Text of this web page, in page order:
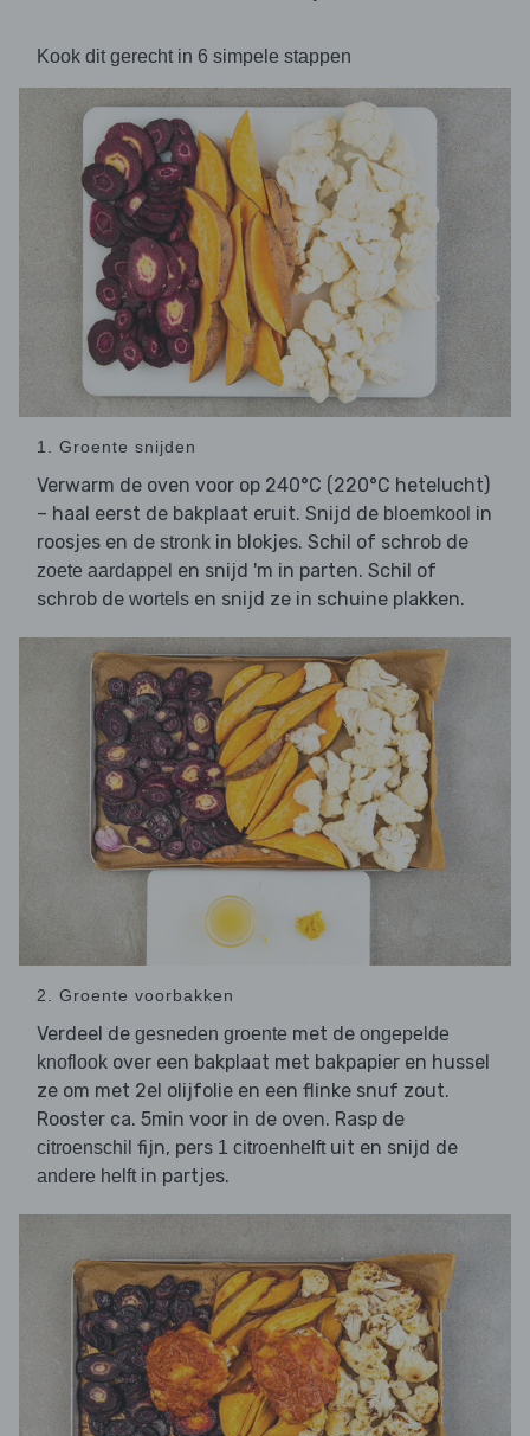
Kook dit gerecht in 6 simpele stappen
1. Groente snijden
Verwarm de oven voor op 240°C (220°C hetelucht)
– haal eerst de bakplaat eruit. Snijd de bloemkool in
roosjes en de stronk in blokjes. Schil of schrob de
zoete aardappel en snijd 'm in parten. Schil of
schrob de wortels en snijd ze in schuine plakken.
2. Groente voorbakken
Verdeel de gesneden groente met de ongepelde
knoflook over een bakplaat met bakpapier en hussel
ze om met 2el olijfolie en een flinke snuf zout.
Rooster ca. 5min voor in de oven. Rasp de
citroenschil fijn, pers 1 citroenhelftuit en snijd de
andere helftin partjes.